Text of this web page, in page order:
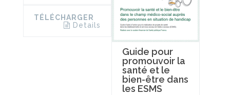
TÉLÉCHARGER
Details
Guide pour
promouvoir la
santé et le
bien-être dans
les ESMS